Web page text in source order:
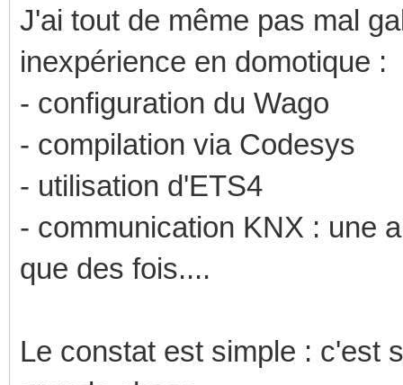
J'ai tout de même pas mal
inexpérience en domotique :
- configuration du Wago
- compilation via Codesys
- utilisation d'ETS4
- communication KNX : une
que des fois....
Le constat est simple : c'est